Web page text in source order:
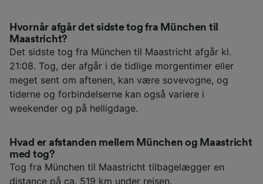
Hvornår afgår det sidste tog fra München til
Maastricht?
Det sidste tog fra München til Maastricht afgår kl.
21:08. Tog, der afgår i de tidlige morgentimer eller
meget sent om aftenen, kan være sovevogne, og
tiderne og forbindelserne kan også variere i
weekender og på helligdage.
Hvad er afstanden mellem München og Maastricht
med tog?
Tog fra München til Maastricht tilbagelægger en
distance på ca. 519 km under rejsen.